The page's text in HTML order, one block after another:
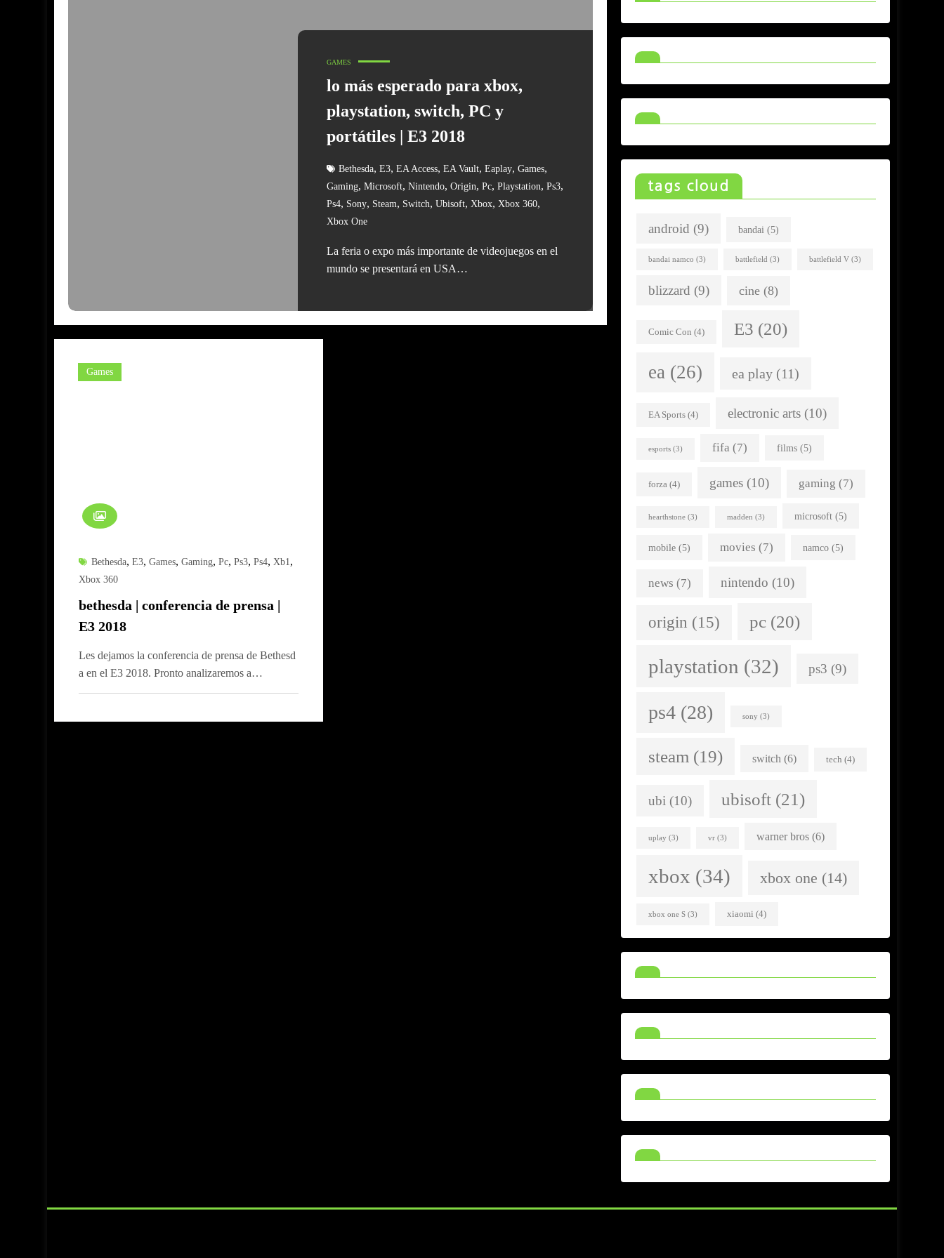
GAMES
lo más esperado para xbox,
playstation, switch, PC y
portátiles | E3 2018
Bethesda, E3, EA Access, EA Vault, Eaplay, Games,
Gaming, Microsoft, Nintendo, Origin, Pc, Playstation, Ps3,
Ps4, Sony, Steam, Switch, Ubisoft, Xbox, Xbox 360,
Xbox One
La feria o expo más importante de videojuegos en el
mundo se presentará en USA…
Games
Bethesda, E3, Games, Gaming, Pc, Ps3, Ps4, Xb1 ,
Xbox 360
bethesda | conferencia de prensa |
E3 2018
Les dejamos la conferencia de prensa de Bethesd
a en el E3 2018. Pronto analizaremos a…
tags cloud
android (9) bandai (5)
bandai namco (3) battlefield (3) battlefield V(3)
blizzard (9) cine(8)
Comic Con (4) E3 (20)
ea (26) ea play(11)
EA Sports(4) electronic arts(10)
esports(3) fifa (7) films(5)
forza (4) games(10) gaming (7)
hearthstone(3) madden (3) microsoft(5)
mobile(5) movies (7) namco(5)
news (7) nintendo (10)
origin (15) pc(20)
playstation (32) ps3 (9)
ps4(28) sony (3)
steam (19) switch (6) tech (4)
ubi (10) ubisoft(21)
uplay (3) vr(3) warner bros(6)
xbox (34) xbox one (14)
xbox one S(3) xiaomi (4)